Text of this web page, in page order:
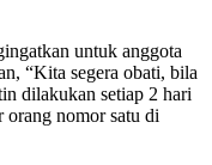
untuk anggota
“Kita segera obati, bila
dilakukan setiap 2 hari
nomor satu di